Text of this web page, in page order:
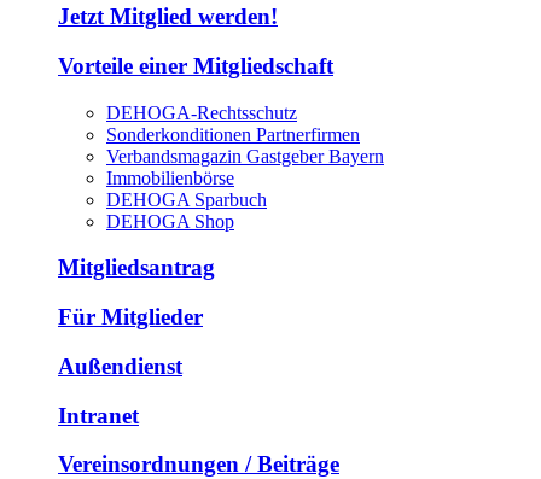
Jetzt Mitglied werden!
Vorteile einer Mitgliedschaft
DEHOGA-Rechtsschutz
Sonderkonditionen Partnerfirmen
Verbandsmagazin Gastgeber Bayern
Immobilienbörse
DEHOGA Sparbuch
DEHOGA Shop
Mitgliedsantrag
Für Mitglieder
Außendienst
Intranet
Vereinsordnungen / Beiträge